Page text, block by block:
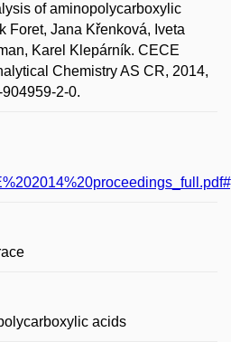
of aminopolycarboxylic
Foret, Jana Křenková, Iveta
Karel Klepárník. CECE
Chemistry AS CR, 2014,
2-0.
acids